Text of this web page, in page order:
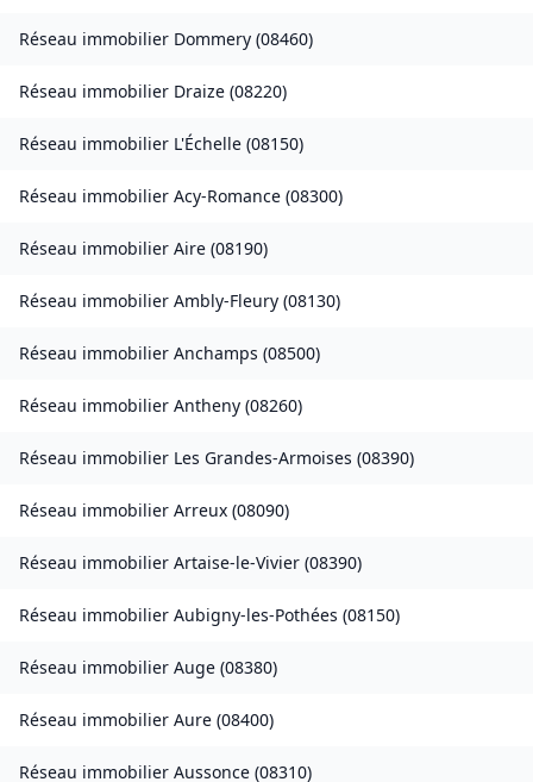
Réseau immobilier Dommery (08460)
Réseau immobilier Draize (08220)
Réseau immobilier L'Échelle (08150)
Réseau immobilier Acy-Romance (08300)
Réseau immobilier Aire (08190)
Réseau immobilier Ambly-Fleury (08130)
Réseau immobilier Anchamps (08500)
Réseau immobilier Antheny (08260)
Réseau immobilier Les Grandes-Armoises (08390)
Réseau immobilier Arreux (08090)
Réseau immobilier Artaise-le-Vivier (08390)
Réseau immobilier Aubigny-les-Pothées (08150)
Réseau immobilier Auge (08380)
Réseau immobilier Aure (08400)
Réseau immobilier Aussonce (08310)